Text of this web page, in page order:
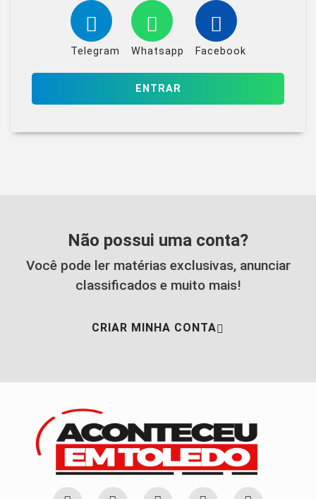
Telegram Whatsapp Facebook
ENTRAR
Não possui uma conta?
Você pode ler matérias exclusivas, anunciar
classificados e muito mais!
CRIAR MINHA CONTA